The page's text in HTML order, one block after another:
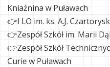
Kniaźnina w Puławach
👉I LO im. ks. A.J.
👉Zespół Szkół im. Marii
👉Zespół Szkół
Curie w Puławach